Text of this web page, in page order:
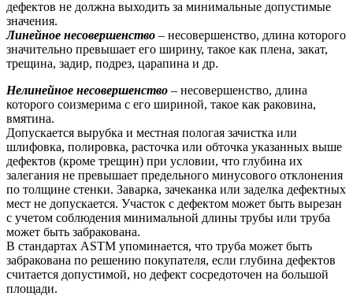
дефектов не должна выходить за минимальные допустимые
значения.
Линейное несовершенство – несовершенство, длина которого
значительно превышает его ширину, такое как плена, закат,
трещина, задир, подрез, царапина и др.
Нелинейное несовершенство – несовершенство, длина
которого соизмерима с его шириной, такое как раковина,
вмятина.
Допускается вырубка и местная пологая зачистка или
шлифовка, полировка, расточка или обточка указанных выше
дефектов (кроме трещин) при условии, что глубина их
залегания не превышает предельного минусового отклонения
по толщине стенки. Заварка, зачеканка или заделка дефектных
мест не допускается. Участок с дефектом может быть вырезан
с учетом соблюдения минимальной длины трубы или труба
может быть забракована.
В стандартах ASTM упоминается, что труба может быть
забракована по решению покупателя, если глубина дефектов
считается допустимой, но дефект сосредоточен на большой
площади.